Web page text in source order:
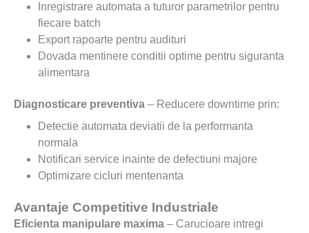
Inregistrare automata a tuturor parametrilor pentru
fiecare batch
Export rapoarte pentru audituri
Dovada mentinere conditii optime pentru siguranta
alimentara
Diagnosticare preventiva – Reducere downtime prin:
Detectie automata deviatii de la performanta
normala
Notificari service inainte de defectiuni majore
Optimizare cicluri mentenanta
Avantaje Competitive Industriale
Eficienta manipulare maxima – Carucioare intregi